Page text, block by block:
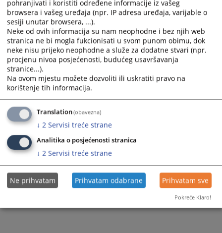
and
select
a
date.
Press
the
question
mark
to
get
the
keyboard
shortcuts
changing
dates.
and
select
a
date.
Press
the
question
mark
get
the
keyboard
shortcuts
changing
dates.
Trenutno nema vijesti
pohranjivati i koristiti određene informacije iz vašeg
browsera i vašeg uređaja (npr. IP adresa uređaja, varijable o
sesiji unutar browsera, ...).
Neke od ovih informacija su nam neophodne i bez njih web
stranica ne bi mogla fukcionisati u svom punom obimu, dok
neke nisu prijeko neophodne a služe za dodatne stvari (npr.
procjenu nivoa posjećenosti, budućeg usavršavanja
stranice...).
Na ovom mjestu možete dozvoliti ili uskratiti pravo na
korištenje tih informacija.
Translation(obavezna)
↓ 2 Servisi treće strane
Analitika o posjećenosti stranica
↓ 2 Servisi treće strane
Ne prihvatam Prihvatam odabrane Prihvatam sve
Pokreće Klaro!